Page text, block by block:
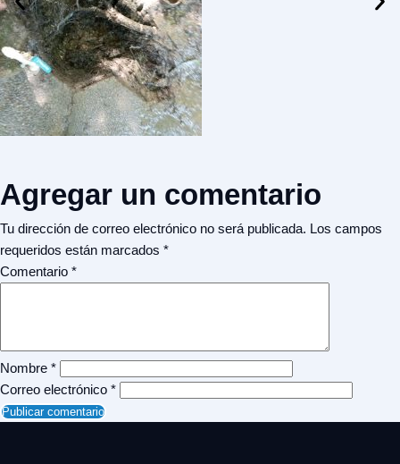
Agregar un comentario
Tu dirección de correo electrónico no será publicada. Los campos
requeridos están marcados *
Comentario *
Nombre *
Correo electrónico *